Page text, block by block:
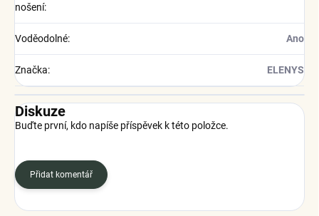
nošení:
Voděodolné: Ano
Značka: ELENYS
Diskuze
Buďte první, kdo napíše příspěvek k této položce.
Přidat komentář